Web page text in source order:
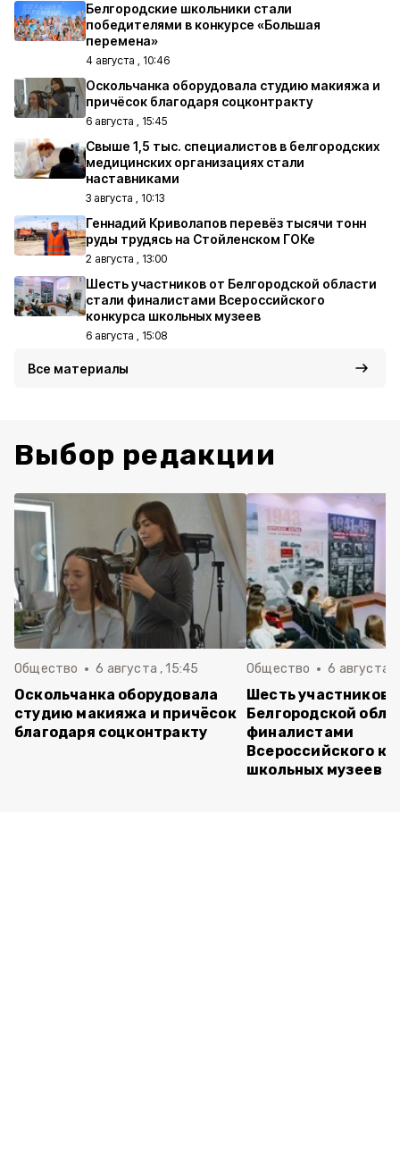
Белгородские школьники стали
победителями в конкурсе «Большая
перемена»
4 августа , 10:46
Оскольчанка оборудовала студию макияжа и
причёсок благодаря соцконтракту
6 августа , 15:45
Свыше 1,5 тыс. специалистов в белгородских
медицинских организациях стали
наставниками
3 августа , 10:13
Геннадий Криволапов перевёз тысячи тонн
руды трудясь на Стойленском ГОКе
2 августа , 13:00
Шесть участников от Белгородской области
стали финалистами Всероссийского
конкурса школьных музеев
6 августа , 15:08
Все материалы
Выбор редакции
Общество 6 августа , 15:45
Оскольчанка оборудовала
студию макияжа и причёсок
благодаря соцконтракту
Общество 6 августа ,
Шесть участников
Белгородской
финалистами
Всероссийского
школьных музеев